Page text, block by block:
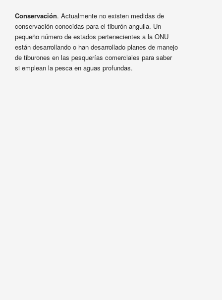
Conservación. Actualmente no existen medidas de
conservación conocidas para el tiburón anguila. Un
pequeño número de estados pertenecientes a la ONU
están desarrollando o han desarrollado planes de manejo
de tiburones en las pesquerías comerciales para saber
si emplean la pesca en aguas profundas.